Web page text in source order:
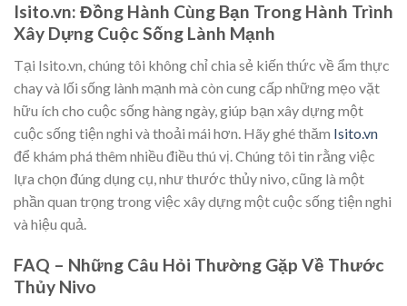
Isito.vn: Đồng Hành Cùng Bạn Trong Hành Trình
Xây Dựng Cuộc Sống Lành Mạnh
Tại Isito.vn, chúng tôi không chỉ chia sẻ kiến thức về ẩm thực
chay và lối sống lành mạnh mà còn cung cấp những mẹo vặt
hữu ích cho cuộc sống hàng ngày, giúp bạn xây dựng một
cuộc sống tiện nghi và thoải mái hơn. Hãy ghé thăm Isito.vn
để khám phá thêm nhiều điều thú vị. Chúng tôi tin rằng việc
lựa chọn đúng dụng cụ, như thước thủy nivo, cũng là một
phần quan trọng trong việc xây dựng một cuộc sống tiện nghi
và hiệu quả.
FAQ – Những Câu Hỏi Thường Gặp Về Thước
Thủy Nivo